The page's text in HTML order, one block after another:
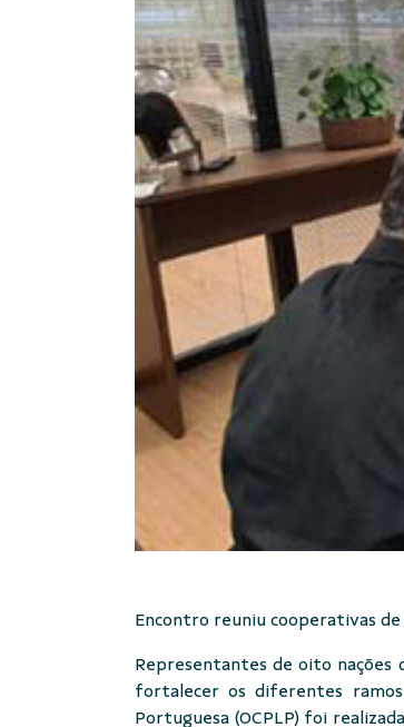
Encontro reuniu cooperativas de
Representantes de oito nações
fortalecer os diferentes ramos
Portuguesa (OCPLP) foi